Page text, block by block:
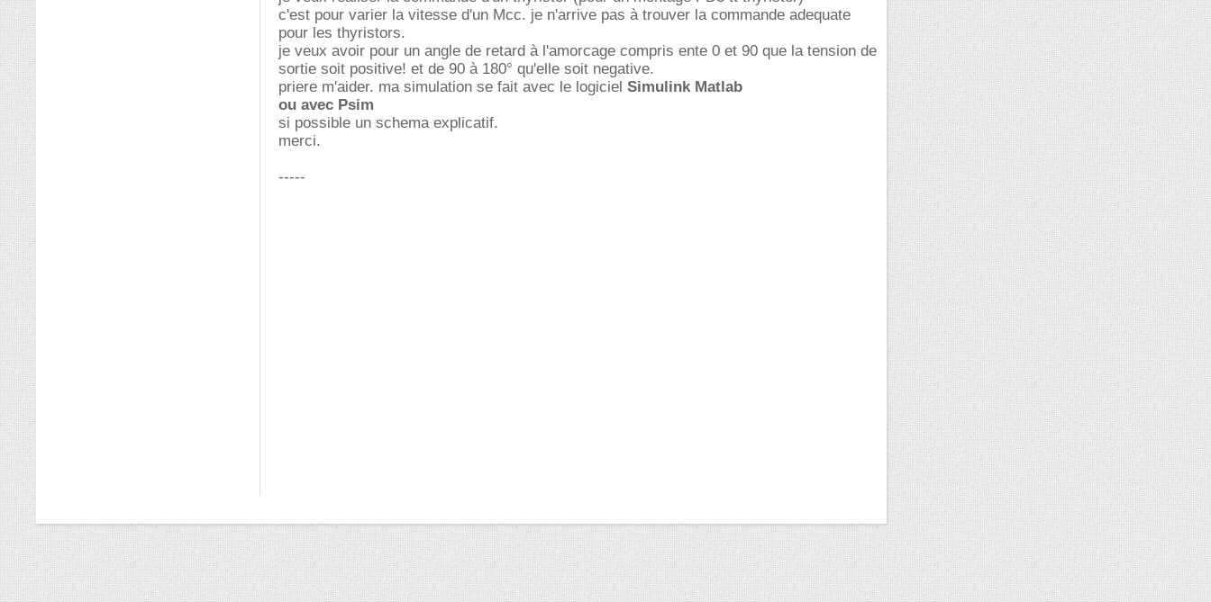
c'est pour varier la vitesse d'un Mcc. je n'arrive pas à trouver la commande adequate
pour les thyristors.
je veux avoir pour un angle de retard à l'amorcage compris ente 0 et 90 que la tension de
sortie soit positive! et de 90 à 180° qu'elle soit negative.
priere m'aider. ma simulation se fait avec le logiciel Simulink Matlab
ou avec Psim
si possible un schema explicatif.
merci.
-----